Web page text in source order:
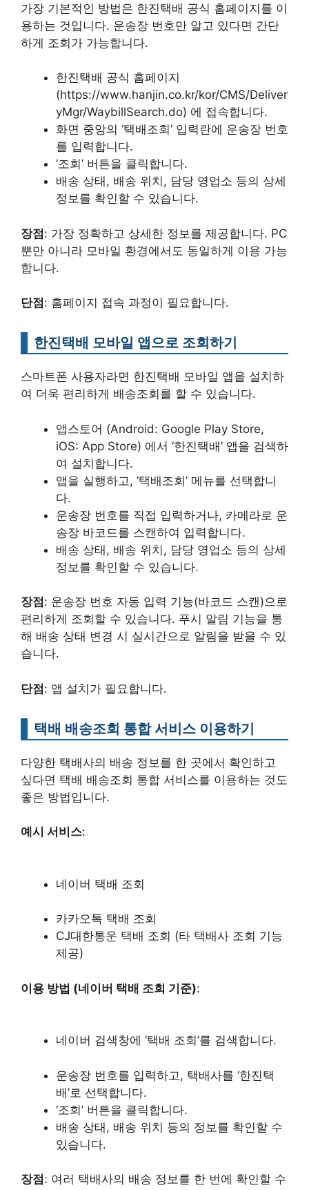
가장 기본적인 방법은 한진택배 공식 홈페이지를 이
용하는 것입니다. 운송장 번호만 알고 있다면 간단
하게 조회가 가능합니다.
한진택배 공식 홈페이지
(https://www.hanjin.co.kr/kor/CMS/Deliver
yMgr/WaybillSearch.do) 에 접속합니다.
화면 중앙의 ‘택배조회’ 입력란에 운송장 번호
를 입력합니다.
‘조회’ 버튼을 클릭합니다.
배송 상태, 배송 위치, 담당 영업소 등의 상세
정보를 확인할 수 있습니다.
장점: 가장 정확하고 상세한 정보를 제공합니다. PC
뿐만 아니라 모바일 환경에서도 동일하게 이용 가능
합니다.
단점 : 홈페이지 접속 과정이 필요합니다.
한진택배 모바일 앱으로 조회하기
스마트폰 사용자라면 한진택배 모바일 앱을 설치하
여 더욱 편리하게 배송조회를 할 수 있습니다.
앱스토어 (Android: Google Play Store,
iOS: App Store) 에서 ‘한진택배’ 앱을 검색하
여 설치합니다.
앱을 실행하고, ‘택배조회’ 메뉴를 선택합니
다.
운송장 번호를 직접 입력하거나, 카메라로 운
송장 바코드를 스캔하여 입력합니다.
배송 상태, 배송 위치, 담당 영업소 등의 상세
정보를 확인할 수 있습니다.
장점 : 운송장 번호 자동 입력 기능(바코드 스캔)으로
편리하게 조회할 수 있습니다. 푸시 알림 기능을 통
해 배송 상태 변경 시 실시간으로 알림을 받을 수 있
습니다.
단점: 앱 설치가 필요합니다.
택배 배송조회 통합 서비스 이용하기
다양한 택배사의 배송 정보를 한 곳에서 확인하고
싶다면 택배 배송조회 통합 서비스를 이용하는 것도
좋은 방법입니다.
예시 서비스:
네이버 택배 조회
카카오톡 택배 조회
CJ대한통운 택배 조회 (타 택배사 조회 기능
제공)
이용 방법 (네이버 택배 조회 기준):
네이버 검색창에 ‘택배 조회’를 검색합니다.
운송장 번호를 입력하고, 택배사를 ‘한진택
배’로 선택합니다.
‘조회’ 버튼을 클릭합니다.
배송 상태, 배송 위치 등의 정보를 확인할 수
있습니다.
장점 : 여러 택배사의 배송 정보를 한 번에 확인할 수